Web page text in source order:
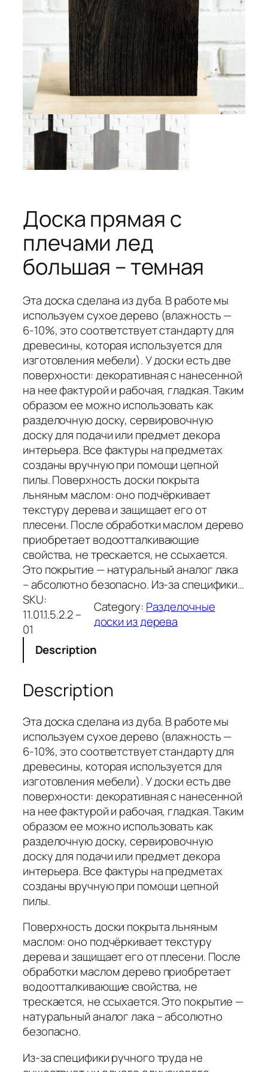
Доска прямая с
плечами лед
большая – темная
Эта доска сделана из дуба. В работе мы
используем сухое дерево (влажность —
6-10%, это соответствует стандарту для
древесины, которая используется для
изготовления мебели). У доски есть две
поверхности: декоративная с нанесенной
на нее фактурой и рабочая, гладкая. Таким
образом ее можно использовать как
разделочную доску, сервировочную
доску для подачи или предмет декора
интерьера. Все фактуры на предметах
созданы вручную при помощи цепной
пилы. Поверхность доски покрыта
льняным маслом: оно подчёркивает
текстуру дерева и защищает его от
плесени. После обработки маслом дерево
приобретает водоотталкивающие
свойства, не трескается, не ссыхается.
Это покрытие — натуральный аналог лака
– абсолютно безопасно. Из-за специфики…
SKU:
11.01.1.5.2.2 –
01
Category: Разделочные
доски из дерева
Description
Description
Эта доска сделана из дуба. В работе мы
используем сухое дерево (влажность —
6-10%, это соответствует стандарту для
древесины, которая используется для
изготовления мебели). У доски есть две
поверхности: декоративная с нанесенной
на нее фактурой и рабочая, гладкая. Таким
образом ее можно использовать как
разделочную доску, сервировочную
доску для подачи или предмет декора
интерьера. Все фактуры на предметах
созданы вручную при помощи цепной
пилы.
Поверхность доски покрыта льняным
маслом: оно подчёркивает текстуру
дерева и защищает его от плесени. После
обработки маслом дерево приобретает
водоотталкивающие свойства, не
трескается, не ссыхается. Это покрытие —
натуральный аналог лака – абсолютно
безопасно.
Из-за специфики ручного труда не